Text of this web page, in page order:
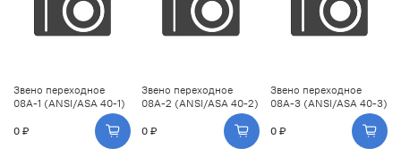
Звено переходное
08A-1 (ANSI/ASA 40-1)
0 ₽
Звено переходное
08A-2 (ANSI/ASA 40-2)
0 ₽
Звено переходное
08A-3 (ANSI/ASA 40-3)
0 ₽